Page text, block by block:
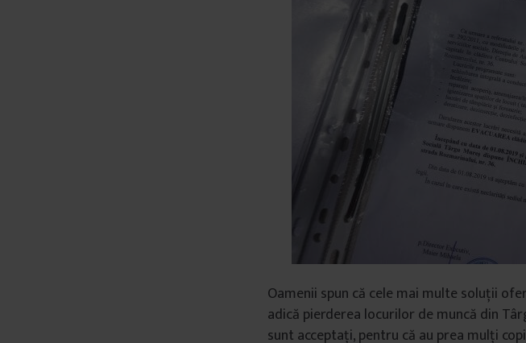
Oamenii spun că cele mai multe soluții
adică pierderea locurilor de muncă din
sunt acceptați, pentru că au prea mulți